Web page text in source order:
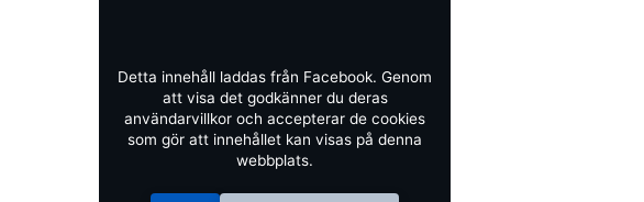
Detta innehåll laddas från Facebook. Genom
att visa det godkänner du deras
användarvillkor och accepterar de cookies
som gör att innehållet kan visas på denna
webbplats.